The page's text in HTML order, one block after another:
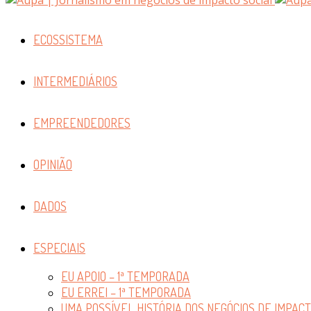
ECOSSISTEMA
INTERMEDIÁRIOS
EMPREENDEDORES
OPINIÃO
DADOS
ESPECIAIS
EU APOIO – 1ª TEMPORADA
EU ERREI – 1ª TEMPORADA